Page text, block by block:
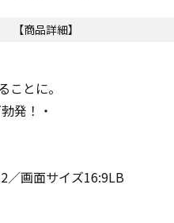
【商品詳細】
とに。
発！・
／画面サイズ16:9LB